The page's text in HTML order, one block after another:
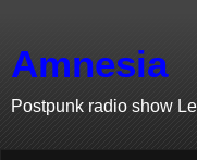
Amnesia
Postpunk radio show